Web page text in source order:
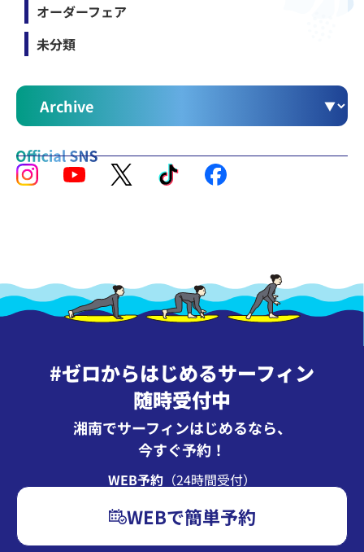
オーダーフェア
未分類
#ゼロからはじめるサーフィン
随時受付中
湘南でサーフィンはじめるなら、
今すぐ予約！
WEB予約 （24時間受付）
WEBで簡単予約